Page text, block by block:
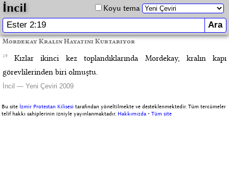
İncil Koyu tema
Mordekay Kralın Hayatını Kurtarıyor
19
Kızlar ikinci kez toplandıklarında Mordekay, kralın kapı
görevlilerinden biri olmuştu.
İncil — Yeni Çeviri 2009
Bu site İzmir Protestan Kilisesi tarafından yöneltilmekte ve desteklenmektedir. Tüm tercümeler
telif hakkı sahiplerinin izniyle yayınlanmaktadır. Hakkımızda -Tüm site